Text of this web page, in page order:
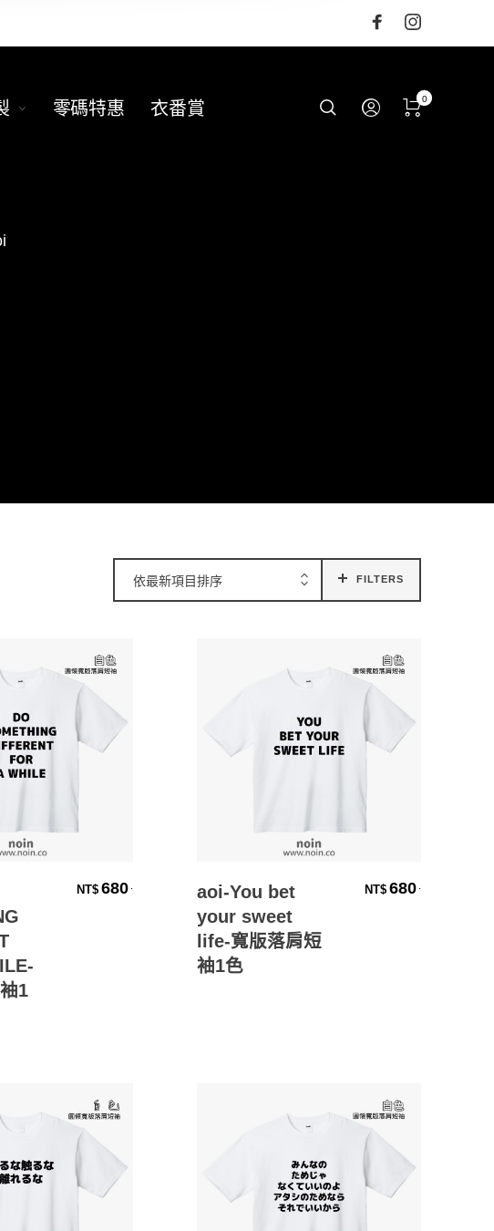
零碼特惠 衣番賞 0
依最新項目排序 FILTERS
1
NT$ 680
aoi-You bet
your sweet
life-寬版落肩短
袖1色
NT$ 680